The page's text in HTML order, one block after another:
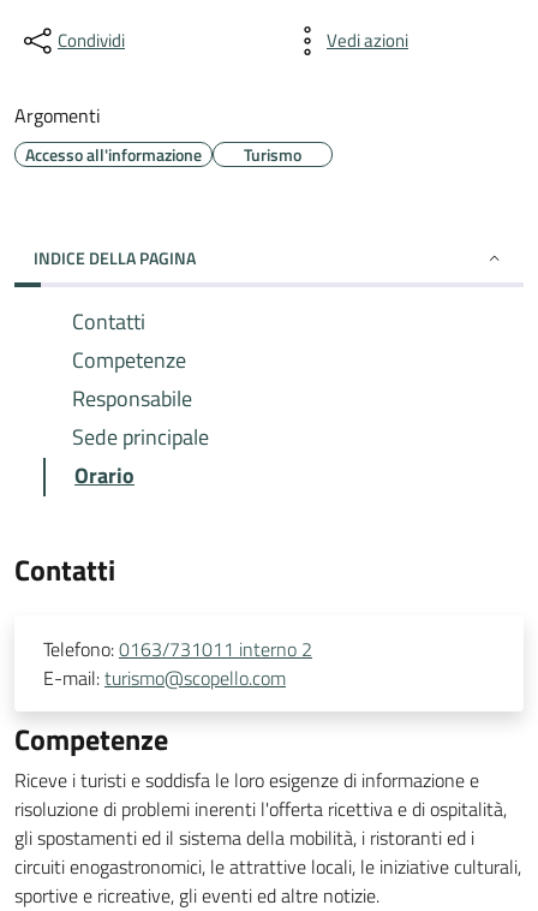
Condividi Vedi azioni
Argomenti
Accesso all'informazione Turismo
INDICE DELLA PAGINA
Contatti
Competenze
Responsabile
Sede principale
Orario
Contatti
Telefono:0163/731011 interno 2
E-mail:turismo@scopello.com
Competenze
Riceve i turisti e soddisfa le loro esigenze di informazione e
risoluzione di problemi inerenti l'offerta ricettiva e di ospitalità,
gli spostamenti ed il sistema della mobilità, i ristoranti ed i
circuiti enogastronomici, le attrattive locali, le iniziative culturali,
sportive e ricreative, gli eventi ed altre notizie.